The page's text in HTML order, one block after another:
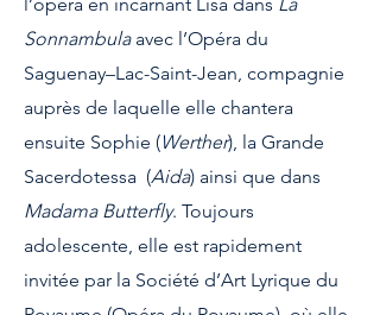
Sonnambulaavec l’Opéra du
Saguenay–Lac-Saint-Jean, compagnie
auprès de laquelle elle chantera
ensuite Sophie (Werther), la Grande
Sacerdotessa (Aida) ainsi que dans
Madama Butterfly. Toujours
adolescente, elle est rapidement
invitée par la Société d’Art Lyrique du